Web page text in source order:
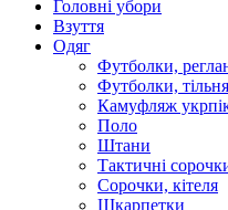
Головні убори
Взуття
Одяг
Футболки,
Футболки,
Камуфляж
Поло
Штани
Тактичні
Cорочки, кітеля
Шкарпетки